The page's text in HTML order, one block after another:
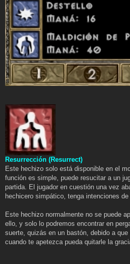
Resurrección (Resurrect)
Este hechizo solo está disponible en el
función es simple, puede resucitar a un
partida. El jugador en cuestión una vez
hechicero simpático, tenga intenciones de
Este hechizo normalmente no se puede
ello, y solo lo podremos encontrar en
suerte, quizás en un bastón, debido a
cuando te apetezca pueda quitarle la